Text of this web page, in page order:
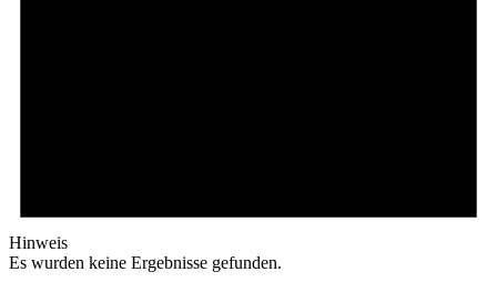
Hinweis
Es wurden keine Ergebnisse gefunden.